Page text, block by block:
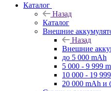
Каталог
Назад
Каталог
Внешние
Назад
Внешние
до 5 000 mAh
5 000 - 9 999
10 000 - 19
20 000 mAh и